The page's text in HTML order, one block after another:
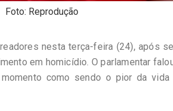
Foto: Reprodução
nesta terça-feira (24), após
em homicídio. O parlamentar
como sendo o pior da